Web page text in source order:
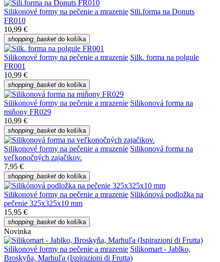
Silikonové formy na pečenie a mrazenie Sili.forma na Donuts
FR010
10,99 €
shopping_basket do košíka
Silikonové formy na pečenie a mrazenie Silk. forma na polgule
FR001
10,99 €
shopping_basket do košíka
Silikonové formy na pečenie a mrazenie Silikonová forma na
miňony FR029
10,99 €
shopping_basket do košíka
Silikonové formy na pečenie a mrazenie Silikonová forma na
veľkonočných zajačikov.
7,95 €
shopping_basket do košíka
Silikonové formy na pečenie a mrazenie Silikónová podložka na
pečenie 325x325x10 mm
15,95 €
shopping_basket do košíka
Novinka
Silikonové formy na pečenie a mrazenie Silikomart - Jablko,
Broskyňa, Marhuľa (Ispirazioni di Frutta)